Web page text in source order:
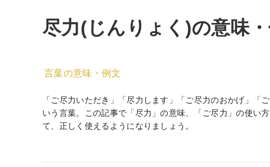
尽力(じんりょく)の意味
言葉の意味・例文
「ご尽力いただき」「尽力します」「ご尽力のおかげ」「
いう言葉。この記事で「尽力」の意味、「ご尽力」の使い
て、正しく使えるようになりましょう。